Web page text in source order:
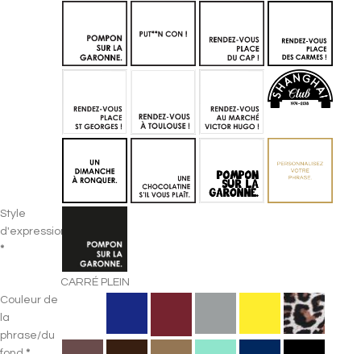
Style
d'expression
*
CARRÉ PLEIN
Couleur de
la
phrase/du